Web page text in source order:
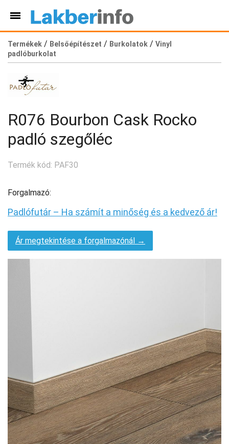
Termékek / Belsőépítészet / Burkolatok / Vinyl
padlóburkolat
R076 Bourbon Cask Rocko
padló szegőléc
Termék kód: PAF30
Forgalmazó:
Padlófutár – Ha számít a minőség és a kedvező ár!
Ár megtekintése a forgalmazónál →